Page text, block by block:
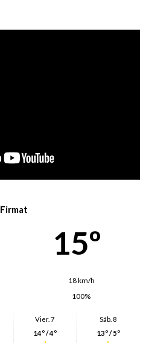
Firmat
15º
18 km/h
100%
Vier. 7
14º / 4º
Sáb. 8
13º / 5º